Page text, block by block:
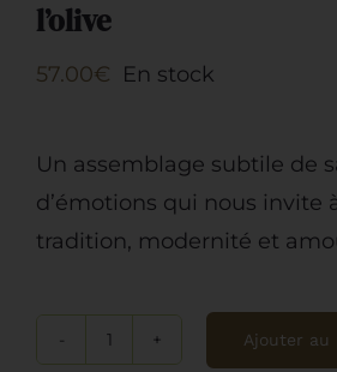
l’olive
57.00€ En stock
Un assemblage subtile de
d’émotions qui nous invite
tradition, modernité et
quantité
Ajouter au